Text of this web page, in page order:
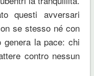
questi avversari
se stesso né con
la pace: chi
contro nessun